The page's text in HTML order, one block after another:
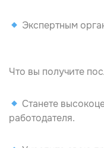
Экспертным
Что вы получите
Станете
работодателя.